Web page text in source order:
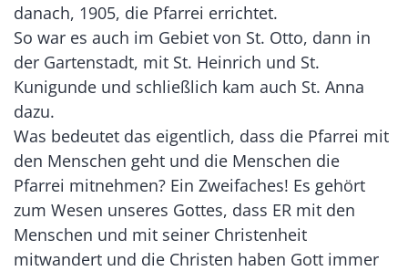
danach, 1905, die Pfarrei errichtet.
So war es auch im Gebiet von St. Otto, dann in
der Gartenstadt, mit St. Heinrich und St.
Kunigunde und schließlich kam auch St. Anna
dazu.
Was bedeutet das eigentlich, dass die Pfarrei mit
den Menschen geht und die Menschen die
Pfarrei mitnehmen? Ein Zweifaches! Es gehört
zum Wesen unseres Gottes, dass ER mit den
Menschen und mit seiner Christenheit
mitwandert und die Christen haben Gott immer